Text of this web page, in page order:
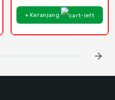
+ Keranjang